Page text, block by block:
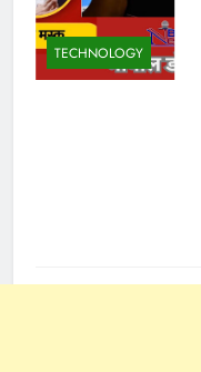
TECHNOLOGY